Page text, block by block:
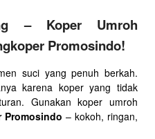
– Koper Umroh
Promosindo!
suci yang penuh berkah.
karena koper yang tidak
Gunakan koper umroh
Promosindo – kokoh, ringan,